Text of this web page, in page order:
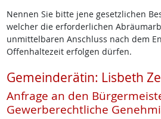
Nennen Sie bitte jene gesetzlichen
welcher die erforderlichen
unmittelbaren Anschluss nach dem
Offenhaltezeit erfolgen dürfen.
Gemeinderätin: Lisbeth
Anfrage an den
Gewerberechtliche